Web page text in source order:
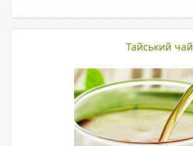
Тайський чай